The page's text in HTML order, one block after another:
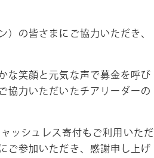
の皆さまにご協力いただき、
な笑顔と元気な声で募金を呼び
協力いただいたチアリーダーの
ッシュレス寄付もご利用いただ
ご参加いただき、感謝申し上げ